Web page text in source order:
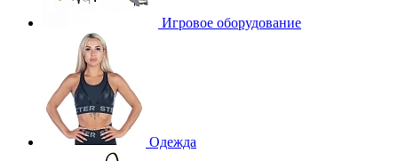
Игровое оборудование
Одежда